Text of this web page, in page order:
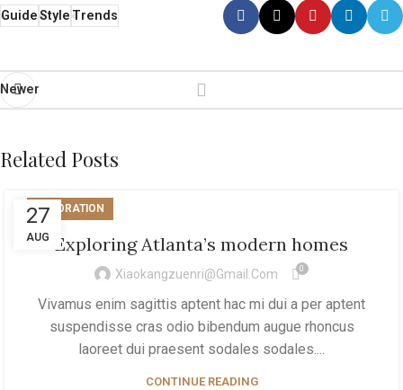
GuideStyleTrends
Newer
Related Posts
27
AUG
DECORATION
Exploring Atlanta’s modern homes
Xiaokangzuenri@gmail.com 0
Vivamus enim sagittis aptent hac mi dui a per aptent
suspendisse cras odio bibendum augue rhoncus
laoreet dui praesent sodales sodales....
CONTINUE READING